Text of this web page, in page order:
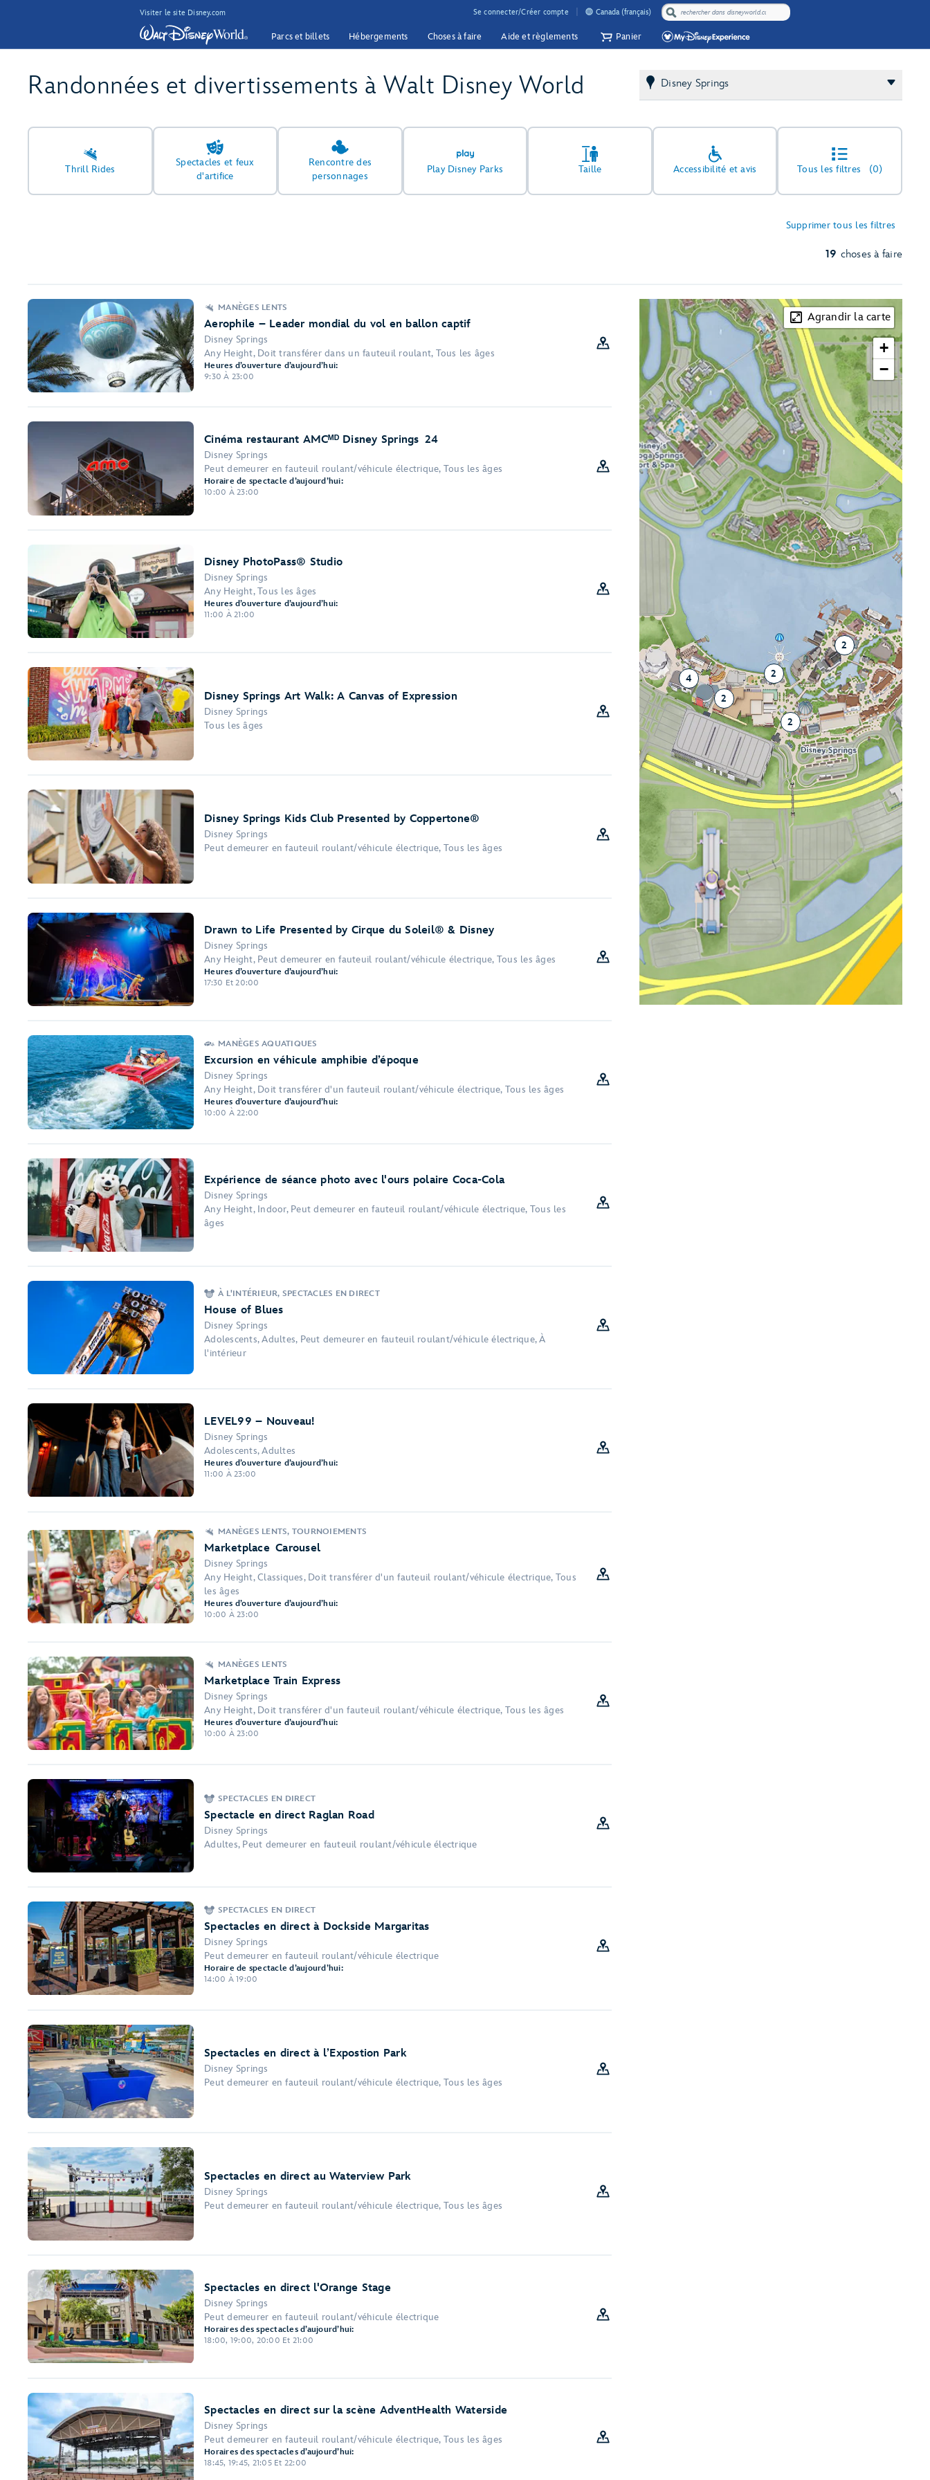
Visiter le site Disney.com Se connecter/Créer compte Canada (français)
Parcs et billets Hébergements Choses à faire Aide et règlements Panier
Randonnées et divertissements à Walt Disney World Disney Springs
Thrill Rides
Spectacles et feux
d'artifice
Rencontre des
personnages
Play Disney Parks Taille Accessibilité et avis Tous les filtres (0)
Supprimer tous les filtres
19 choses à faire
MANÈGES LENTS
Aerophile – Leader mondial du vol en ballon captif
Disney Springs
Any Height, Doit transférer dans un fauteuil roulant, Tous les âges
Heures d’ouverture d’aujourd’hui:
9:30 À 23:00
Cinéma restaurant AMCᴹᴰ Disney Springs 24
Disney Springs
Peut demeurer en fauteuil roulant/véhicule électrique, Tous les âges
Horaire de spectacle d’aujourd’hui:
10:00 À 23:00
Disney PhotoPass® Studio
Disney Springs
Any Height, Tous les âges
Heures d’ouverture d’aujourd’hui:
11:00 À 21:00
Disney Springs Art Walk: A Canvas of Expression
Disney Springs
Tous les âges
Disney Springs Kids Club Presented by Coppertone®
Disney Springs
Peut demeurer en fauteuil roulant/véhicule électrique, Tous les âges
Drawn to Life Presented by Cirque du Soleil® & Disney
Disney Springs
Any Height, Peut demeurer en fauteuil roulant/véhicule électrique, Tous les âges
Heures d’ouverture d’aujourd’hui:
17:30 Et 20:00
MANÈGES AQUATIQUES
Excursion en véhicule amphibie d’époque
Disney Springs
Any Height, Doit transférer d'un fauteuil roulant/véhicule électrique, Tous les âges
Heures d’ouverture d’aujourd’hui:
10:00 À 22:00
Expérience de séance photo avec l'ours polaire Coca-Cola
Disney Springs
Any Height, Indoor, Peut demeurer en fauteuil roulant/véhicule électrique, Tous les
âges
À L'INTÉRIEUR, SPECTACLES EN DIRECT
House of Blues
Disney Springs
Adolescents, Adultes, Peut demeurer en fauteuil roulant/véhicule électrique, À
l'intérieur
LEVEL99 – Nouveau!
Disney Springs
Adolescents, Adultes
Heures d’ouverture d’aujourd’hui:
11:00 À 23:00
MANÈGES LENTS, TOURNOIEMENTS
Marketplace Carousel
Disney Springs
Any Height, Classiques, Doit transférer d'un fauteuil roulant/véhicule électrique, Tous
les âges
Heures d’ouverture d’aujourd’hui:
10:00 À 23:00
MANÈGES LENTS
Marketplace Train Express
Disney Springs
Any Height, Doit transférer d'un fauteuil roulant/véhicule électrique, Tous les âges
Heures d’ouverture d’aujourd’hui:
10:00 À 23:00
SPECTACLES EN DIRECT
Spectacle en direct Raglan Road
Disney Springs
Adultes, Peut demeurer en fauteuil roulant/véhicule électrique
SPECTACLES EN DIRECT
Spectacles en direct à Dockside Margaritas
Disney Springs
Peut demeurer en fauteuil roulant/véhicule électrique
Horaire de spectacle d’aujourd’hui:
14:00 À 19:00
Spectacles en direct à l’Expostion Park
Disney Springs
Peut demeurer en fauteuil roulant/véhicule électrique, Tous les âges
Spectacles en direct au Waterview Park
Disney Springs
Peut demeurer en fauteuil roulant/véhicule électrique, Tous les âges
Spectacles en direct l'Orange Stage
Disney Springs
Peut demeurer en fauteuil roulant/véhicule électrique
Horaires des spectacles d’aujourd’hui:
18:00, 19:00, 20:00 Et 21:00
Spectacles en direct sur la scène AdventHealth Waterside
Disney Springs
Peut demeurer en fauteuil roulant/véhicule électrique, Tous les âges
Horaires des spectacles d’aujourd’hui:
18:45, 19:45, 21:05 Et 22:00
2
2
4 2
2
Agrandir la carte
+
−